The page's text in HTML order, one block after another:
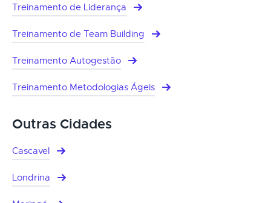
Treinamento de Liderança
Treinamento de Team Building
Treinamento Autogestão
Treinamento Metodologias Ágeis
Outras Cidades
Cascavel
Londrina